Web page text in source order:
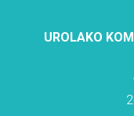
UROLAKO